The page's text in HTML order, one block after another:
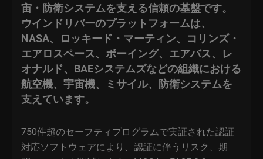
宙・防衛システムを支える信頼の基盤です。
ウインドリバーのプラットフォームは、
NASA、ロッキード・マーティン、コリンズ・
エアロスペース、ボーイング、エアバス、レ
オナルド、BAEシステムズなどの組織における
航空機、宇宙機、ミサイル、防衛システムを
支えています。
750件超のセーフティプログラムで実証された認証
対応ソフトウェアにより、認証に伴うリスク、期